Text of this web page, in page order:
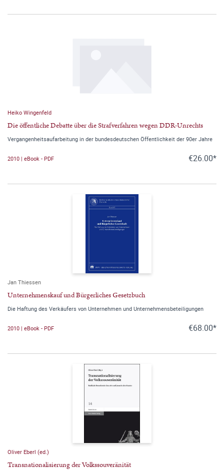
Heiko Wingenfeld
Die öffentliche Debatte über die Strafverfahren wegen DDR-Unrechts
Vergangenheitsaufarbeitung in der bundesdeutschen Öffentlichkeit der 90er Jahre
2010 | eBook - PDF €26.00*
Jan Thiessen
Unternehmenskauf und Bürgerliches Gesetzbuch
Die Haftung des Verkäufers von Unternehmen und Unternehmensbeteiligungen
2010 | eBook - PDF €68.00*
Oliver Eberl (ed.)
Transnationalisierung der Volkssouveränität